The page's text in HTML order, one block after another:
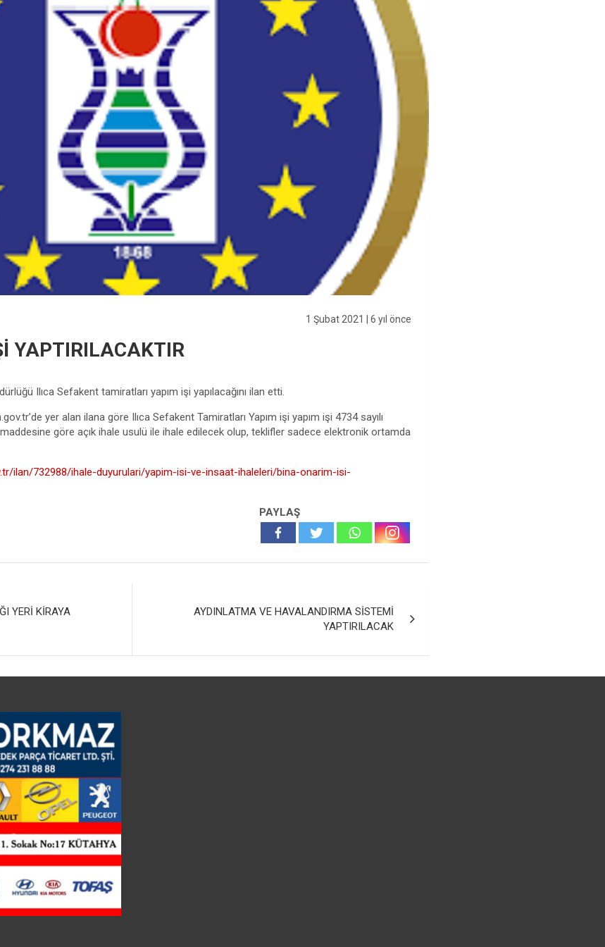
1 Şubat 2021 | 6 yıl önce
YAPTIRILACAKTIR
Ilıca Sefakent tamiratları yapım işi yapılacağını ilan etti.
yer alan ilana göre Ilıca Sefakent Tamiratları Yapım işi yapım işi 4734 sayılı
göre açık ihale usulü ile ihale edilecek olup, teklifler sadece elektronik ortamda
ilan/732988/ihale-duyurulari/yapim-isi-ve-insaat-ihaleleri/bina-onarim-isi-
PAYLAŞ
YERİ KİRAYA
AYDINLATMA VE HAVALANDIRMA SİSTEMİ
YAPTIRILACAK